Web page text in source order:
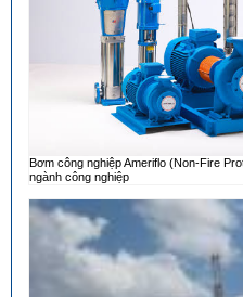
Bơm công nghiệp Ameriflo (Non-Fire
ngành công nghiệp